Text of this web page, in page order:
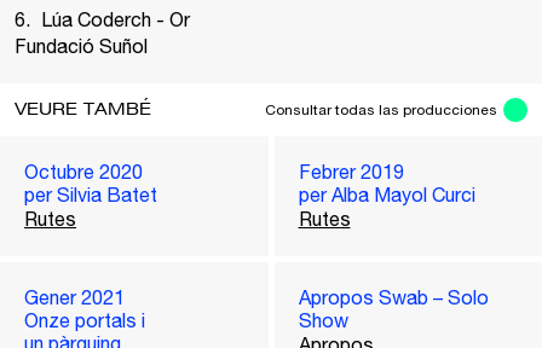
Lúa Coderch - Or
Fundació Suñol
VEURE TAMBÉ Consultar todas las producciones
Octubre 2020
per Silvia Batet
Rutes
Febrer 2019
per Alba Mayol Curci
Rutes
Gener 2021
Onze portals i
un pàrquing
Apropos Swab – Solo
Show